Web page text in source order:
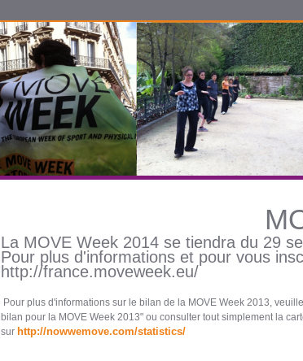
La MOVE Week 2014 se tiendra du 29
Pour plus d'informations et pour vous
http://france.moveweek.eu/
Pour plus d'informations sur le bilan de la MOVE Week 2013,
bilan pour la MOVE Week 2013" ou consulter tout simplement la
sur http://nowwemove.com/statistics/